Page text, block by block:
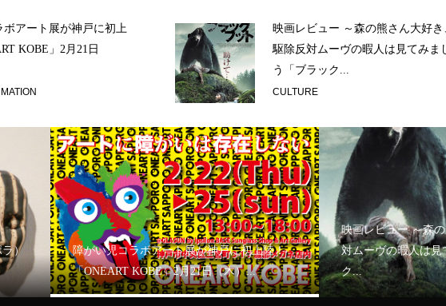
ボアート展が神戸に初上
KOBE」2月21日
映画レビュー ～森の熊さん大好き
駆除反対ムーヴの暇人は見てみま
う「ブラック...
CULTURE
）
障がい児コラボアート展が神戸に初上陸！
「ONEART KOBE」2月21日（木）...
映画レビュー ～森
対ムーヴの暇人は
ク...